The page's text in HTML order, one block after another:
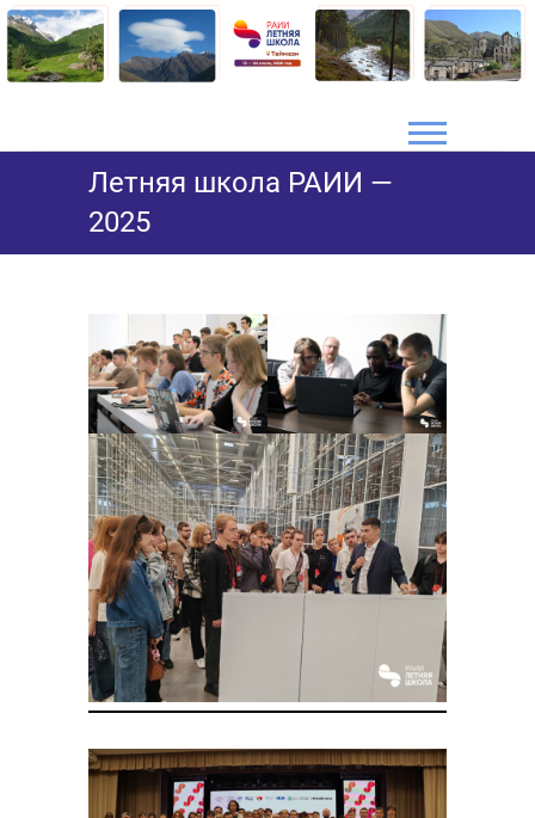
Skip
to
content
Летняя школа РАИИ —
2025